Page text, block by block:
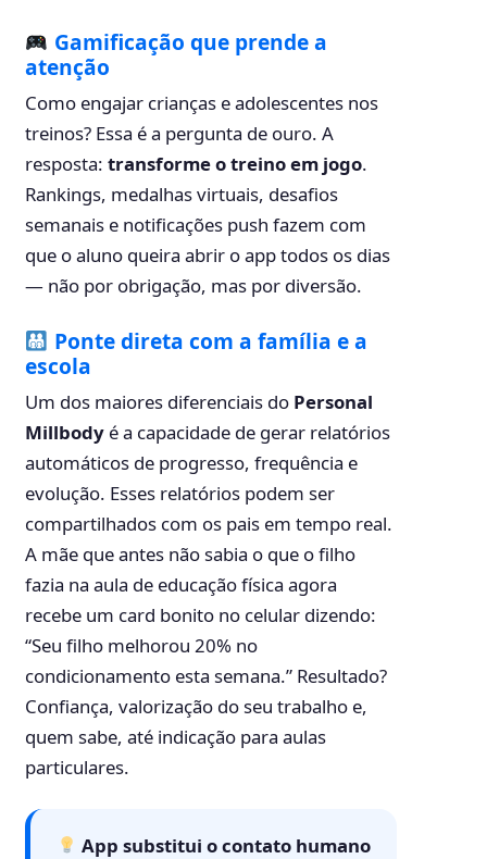
Gamificação que prende a
atenção
Como engajar crianças e adolescentes nos
treinos? Essa é a pergunta de ouro. A
resposta: transforme o treino em jogo.
Rankings, medalhas virtuais, desafios
semanais e notificações push fazem com
que o aluno queira abrir o app todos os dias
— não por obrigação, mas por diversão.
Ponte direta com a família e a
escola
Um dos maiores diferenciais do Personal
Millbodyé a capacidade de gerar relatórios
automáticos de progresso, frequência e
evolução. Esses relatórios podem ser
compartilhados com os pais em tempo real.
A mãe que antes não sabia o que o filho
fazia na aula de educação física agora
recebe um card bonito no celular dizendo:
“Seu filho melhorou 20% no
condicionamento esta semana.” Resultado?
Confiança, valorização do seu trabalho e,
quem sabe, até indicação para aulas
particulares.
App substitui o contato humano